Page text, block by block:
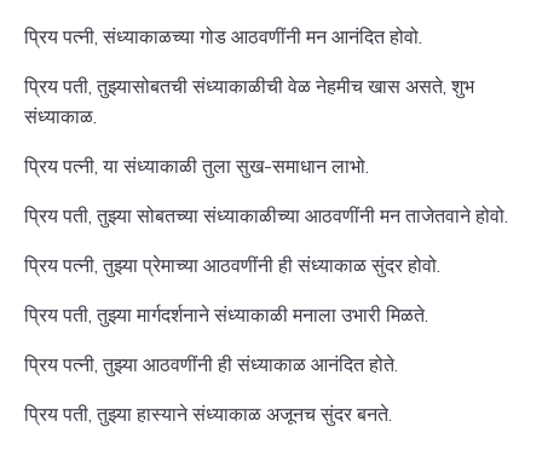
प्रिय पत्नी, संध्याकाळच्या गोड आठवणींनी मन आनंदित होवो.
प्रिय पती, तुझ्यासोबतची संध्याकाळीची वेळ नेहमीच खास असते, शुभ
संध्याकाळ.
प्रिय पत्नी, या संध्याकाळी तुला सुख-समाधान लाभो.
प्रिय पती, तुझ्या सोबतच्या संध्याकाळीच्या आठवणींनी मन ताजेतवाने होवो.
प्रिय पत्नी, तुझ्या प्रेमाच्या आठवणींनी ही संध्याकाळ सुंदर होवो.
प्रिय पती, तुझ्या मार्गदर्शनाने संध्याकाळी मनाला उभारी मिळते.
प्रिय पत्नी, तुझ्या आठवणींनी ही संध्याकाळ आनंदित होते.
प्रिय पती, तुझ्या हास्याने संध्याकाळ अजूनच सुंदर बनते.